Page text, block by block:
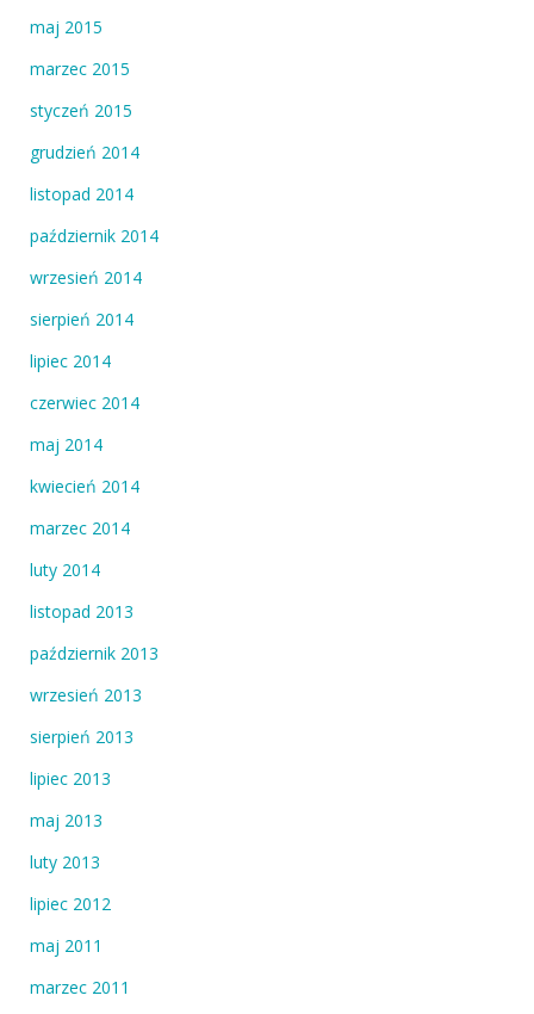
maj 2015
marzec 2015
styczeń 2015
grudzień 2014
listopad 2014
październik 2014
wrzesień 2014
sierpień 2014
lipiec 2014
czerwiec 2014
maj 2014
kwiecień 2014
marzec 2014
luty 2014
listopad 2013
październik 2013
wrzesień 2013
sierpień 2013
lipiec 2013
maj 2013
luty 2013
lipiec 2012
maj 2011
marzec 2011